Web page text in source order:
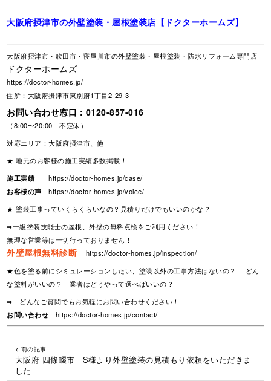
大阪府摂津市の外壁塗装・屋根塗装店【ドクターホームズ】
大阪府摂津市・吹田市・寝屋川市の外壁塗装・屋根塗装・防水リフォーム専門店
ドクターホームズ
https://doctor-homes.jp/
住所：大阪府摂津市東別府1丁目2-29-3
お問い合わせ窓口： 0120-857-016
（8:00〜20:00 不定休）
対応エリア：大阪府摂津市、他
★ 地元のお客様の施工実績多数掲載！
施工実績
https://doctor-homes.jp/case/
お客様の声
https://doctor-homes.jp/voice/
★ 塗装工事っていくらくらいなの？見積りだけでもいいのかな？
➡一級塗装技能士の屋根、外壁の無料点検をご利用ください！
無理な営業等は一切行っておりません！
外壁屋根無料診断
https://doctor-homes.jp/inspection/
★色を塗る前にシミュレーションしたい、塗装以外の工事方法はないの？ どん
な塗料がいいの？ 業者はどうやって選べばいいの？
➡ どんなご質問でもお気軽にお問い合わせください！
お問い合わせ
https://doctor-homes.jp/contact/
< 前の記事
大阪府 四條畷市 S様より外壁塗装の見積もり依頼をいただきま
した